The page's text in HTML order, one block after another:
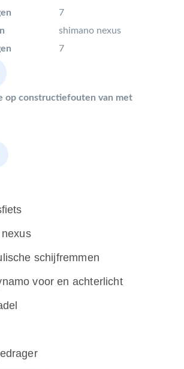
7
shimano nexus
7
op constructiefouten van met
schijfremmen
voor en achterlicht